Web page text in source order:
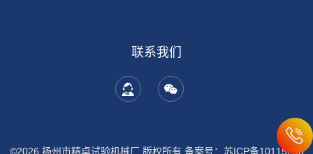
联系我们
©2026 扬州市精卓试验机械厂 版权所有 备案号：苏ICP备10115255